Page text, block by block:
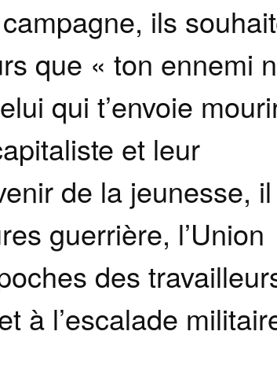
ils
que « ton ennemi
qui t’envoie
et leur
de la jeunesse,
guerrière, l’Union
des
à l’escalade